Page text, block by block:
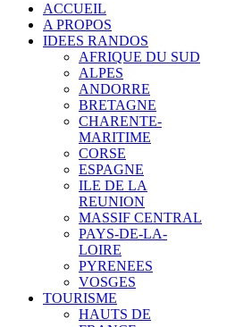
ACCUEIL
A PROPOS
IDEES RANDOS
AFRIQUE DU SUD
ALPES
ANDORRE
BRETAGNE
CHARENTE-
MARITIME
CORSE
ESPAGNE
ILE DE LA
REUNION
MASSIF CENTRAL
PAYS-DE-LA-
LOIRE
PYRENEES
VOSGES
TOURISME
HAUTS DE